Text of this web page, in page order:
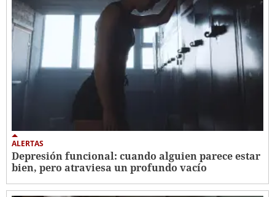
ALERTAS
Depresión funcional: cuando alguien parece estar
bien, pero atraviesa un profundo vacío